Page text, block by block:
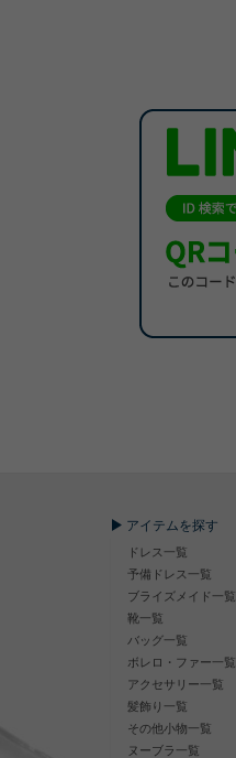
アイテムを探す
ドレス一覧
予備ドレス一覧
ブライズメイド一覧
靴一覧
バッグ一覧
ボレロ・ファー一覧
アクセサリー一覧
髪飾り一覧
その他小物一覧
ヌーブラ一覧